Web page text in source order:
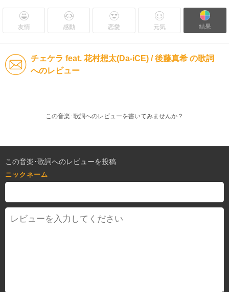
友情 感動 恋愛 元気 結果
チェケラ feat. 花村想太(Da-iCE) / 後藤真希 の歌詞
へのレビュー
この音楽･歌詞へのレビューを書いてみませんか？
この音楽･歌詞へのレビューを投稿
ニックネーム